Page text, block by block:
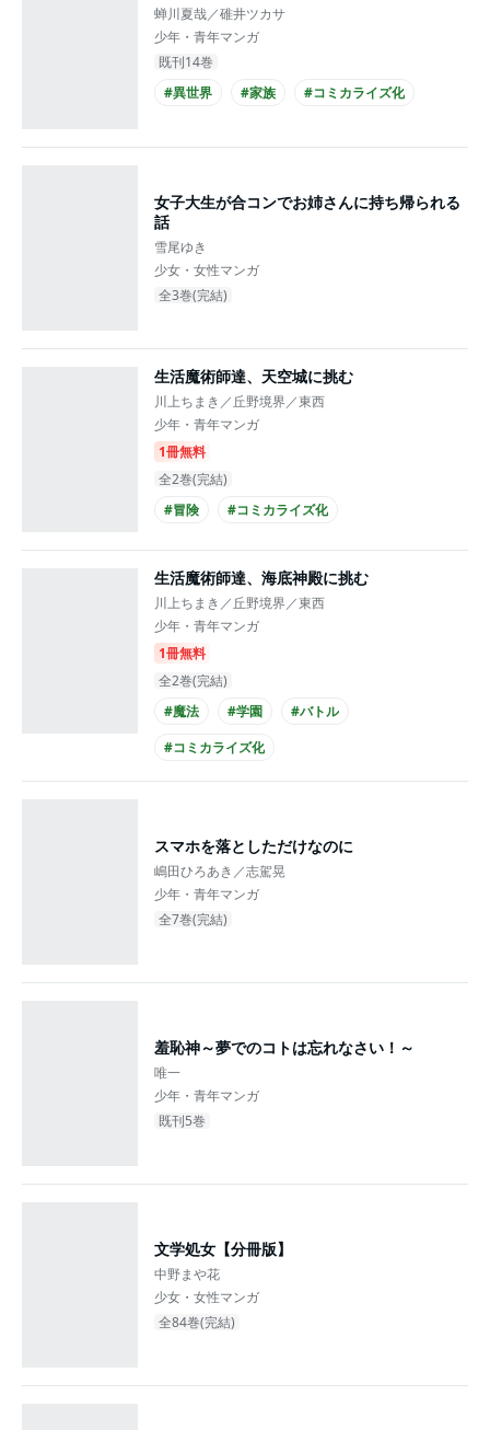
蝉川夏哉／碓井ツカサ
少年・青年マンガ
既刊14巻
#異世界
#家族 #コミカライズ化
女子大生が合コンでお姉さんに持ち帰られる
話
雪尾ゆき
少女・女性マンガ
全3巻(完結)
生活魔術師達、天空城に挑む
川上ちまき／丘野境界／東西
少年・青年マンガ
1冊無料
全2巻(完結)
#冒険
#コミカライズ化
生活魔術師達、海底神殿に挑む
川上ちまき／丘野境界／東西
少年・青年マンガ
1冊無料
全2巻(完結)
#魔法
#学園
#バトル
#コミカライズ化
スマホを落としただけなのに
嶋田ひろあき／志駕晃
少年・青年マンガ
全7巻(完結)
羞恥神～夢でのコトは忘れなさい！～
唯一
少年・青年マンガ
既刊5巻
文学処女【分冊版】
中野まや花
少女・女性マンガ
全84巻(完結)